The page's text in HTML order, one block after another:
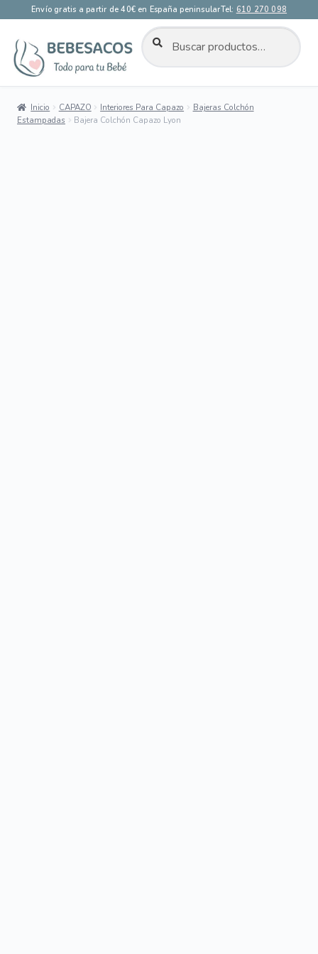
Envío gratis a partir de 40€ en España peninsularTel: 610 270 098
navegación
Buscar
por:
BUSCAR
Inicio CAPAZO Interiores Para Capazo
Bajeras Colchón
Estampadas
Bajera Colchón Capazo Lyon